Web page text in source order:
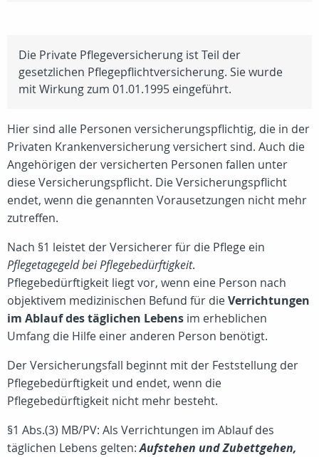
Die Private Pflegeversicherung ist Teil der
gesetzlichen Pflegepflichtversicherung. Sie wurde
mit Wirkung zum 01.01.1995 eingeführt.
Hier sind alle Personen versicherungspflichtig, die in der
Privaten Krankenversicherung versichert sind. Auch die
Angehörigen der versicherten Personen fallen unter
diese Versicherungspflicht. Die Versicherungspflicht
endet, wenn die genannten Vorausetzungen nicht mehr
zutreffen.
Nach §1 leistet der Versicherer für die Pflege ein
Pflegetagegeld bei Pflegebedürftigkeit.
Pflegebedürftigkeit liegt vor, wenn eine Person nach
objektivem medizinischen Befund für dieVerrichtungen
im Ablauf des täglichen Lebens im erheblichen
Umfang die Hilfe einer anderen Person benötigt.
Der Versicherungsfall beginnt mit der Feststellung der
Pflegebedürftigkeit und endet, wenn die
Pflegebedürftigkeit nicht mehr besteht.
§1 Abs.(3) MB/PV: Als Verrichtungen im Ablauf des
täglichen Lebens gelten:Aufstehen und Zubettgehen,